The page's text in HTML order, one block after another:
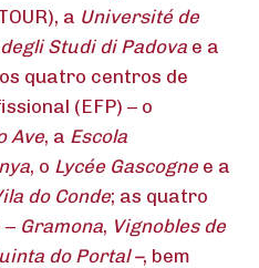
a Université de
Studi di Padova e a
quatro centros de
(EFP) – o
Ave, a Escola
, o Lycée Gascognee a
do Conde; as quatro
– Gramona, Vignobles de
do Portal –, bem